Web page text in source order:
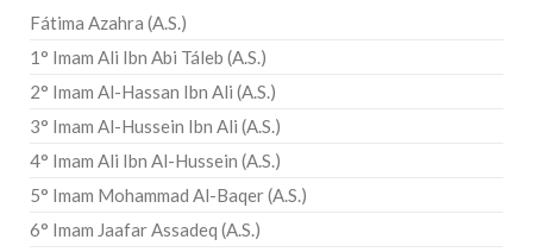
Fátima Azahra (A.S.)
1° Imam Ali Ibn Abi Táleb (A.S.)
2° Imam Al-Hassan Ibn Ali (A.S.)
3° Imam Al-Hussein Ibn Ali (A.S.)
4° Imam Ali Ibn Al-Hussein (A.S.)
5° Imam Mohammad Al-Baqer (A.S.)
6° Imam Jaafar Assadeq (A.S.)